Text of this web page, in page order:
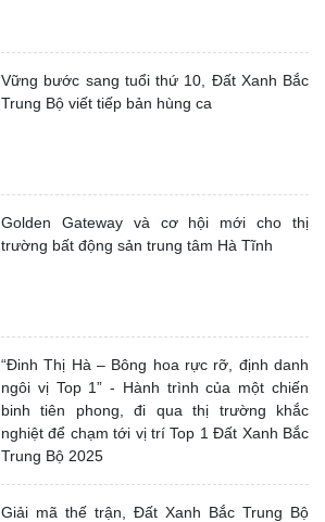
Vững bước sang tuổi thứ 10, Đất Xanh Bắc
Trung Bộ viết tiếp bản hùng ca
Golden Gateway và cơ hội mới cho thị
trường bất động sản trung tâm Hà Tĩnh
“Đinh Thị Hà – Bông hoa rực rỡ, định danh
ngôi vị Top 1” - Hành trình của một chiến
binh tiên phong, đi qua thị trường khắc
nghiệt để chạm tới vị trí Top 1 Đất Xanh Bắc
Trung Bộ 2025
Giải mã thế trận, Đất Xanh Bắc Trung Bộ